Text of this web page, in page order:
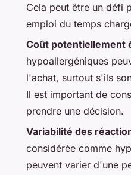
Cela peut être un défi
emploi du temps
Coût potentiellement
hypoallergéniques
l'achat, surtout s'ils
Il est important de
prendre une décision.
Variabilité des
considérée comme
peuvent varier d'une